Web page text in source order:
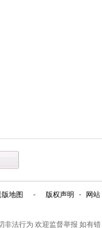
版地图 - 版权声明 -
网站
非法行为 欢迎监督举报 如有错